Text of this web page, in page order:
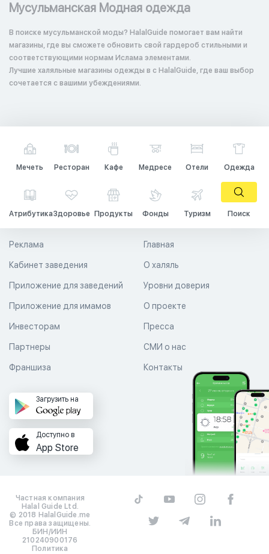
Мусульманская Модная одежда
В поиске мусульманской моды? HalalGuide помогает вам найти
магазины, где вы сможете обновить свой гардероб стильными и
соответствующими нормам Ислама элементами.
Лучшие халяльные магазины одежды в с HalalGuide, где ваш выбор
сочетается с вашими убеждениями.
Мечеть Ресторан Кафе Медресе Отели Одежда
АтрибутикаЗдоровье Продукты Фонды Туризм Поиск
Главная
О халяль
Уровни доверия
Реклама
Кабинет заведения
Приложение для заведений
Приложение для имамов О проекте
Пресса
СМИ о нас
Контакты
Инвесторам
Партнеры
Франшиза
Загрузить на
Доступно в
App Store
Частная компания
Halal Guide Ltd.
© 2018 HalalGuide.me
Все права защищены.
БИН/ИИН
210240900176
Политика